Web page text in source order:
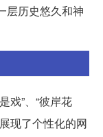
层历史悠久和神
戏”、“彼岸花
现了个性化的网